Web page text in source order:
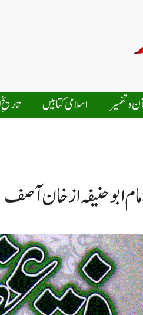
و تفسیر اسلامی کتابیں
ابو حنیفہ از خان آصف